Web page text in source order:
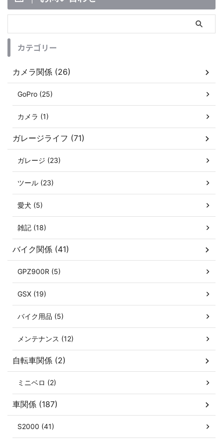
カテゴリー
カメラ関係 (26)
GoPro (25)
カメラ (1)
ガレージライフ (71)
ガレージ (23)
ツール (23)
愛犬 (5)
雑記 (18)
バイク関係 (41)
GPZ900R (5)
GSX (19)
バイク用品 (5)
メンテナンス (12)
自転車関係 (2)
ミニベロ (2)
車関係 (187)
S2000 (41)